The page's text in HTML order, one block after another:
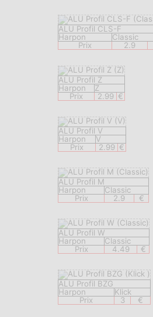
ALU Profil CLS-F
Harpon
Classic
Prix
2.9
ALU Profil Z
Harpon
Z
Prix
2.99 €
ALU Profil V
Harpon
V
Prix
2.99 €
ALU Profil M
Harpon
Classic
Prix
2.9 €
ALU Profil W
Harpon
Classic
Prix
4.49 €
ALU Profil BZG
Harpon
Klick
Prix
3 €